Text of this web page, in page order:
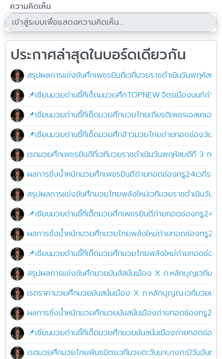
ความคิดเห็น
ประกาศล่าสุดในบอร์ดเดียวกัน
สรุปผลการแข่งขันศึกเพชรยินดีเวทีมวยราชดำเนินวันพฤหัส
📌เซียนมวยด่านชี้ทีเด็ดมมวยศึกTOPNEW.จิตรเมืองนนท์ถ่า
📌เซียนมวยด่านชี้ทีเด็ดมวยศึกมวยไทยเกียรติเพชรเอสเคเอ
📌เซียนมวยด่านชี้ทีเด็ดมวยศึกจ้าวมวยไทยถ่ายทอดช่อง3เว
เรตมวยศึกเพชรยินดีที่เวทีมวยราชดำเนินวันพฤหัสบดีที่ 3 กร
ผลการชั่งน้ำหนักมวยศึกเพชรยินดีถ่ายทอดช่องทรู24เวทีรา
สรุปผลการแข่งขันศึกมวยไทยพลังใหม่เวทีมวยราชดำเนินวั
📌เซียนมวยด่านชี้ทีเด็ดมวยศึกเพชรยินดีถ่ายทอดช่องทรู24เ
ผลการชั่งน้ำหนักมวยศึกมวยไทยพลังใหม่ถ่ายทอดช่องทรู24.
📌เซียนมวยด่านชี้ทีเด็ดมวยศึกมวยไทยพลังใหม่ถ่ายทอดช่อง
สรุปผลการแข่งขันศึกมวยมันส์สนั่นเมือง X ภ.หลักบุญเวทีมวย
เรตราคามวยศึกมวยมันสนั่นเมือง X ภ.หลักบุญณ.เวทีมวยนา
ผลการชั่งน้ำหนักมวยศึกมวยมันสนั่นเมืองถ่ายทอดช่องทรู24
📌เซียนมวยด่านชี้ทีเด็ดมวยศึกมวยมันสนั่นเมืองถ่ายทอดช่อง
เรตมวยศึกมวยไทยพันธมิตรเวทีมวยตะวันนาบางกะปิวันจัน